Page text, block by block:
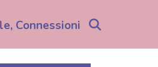
Connessioni